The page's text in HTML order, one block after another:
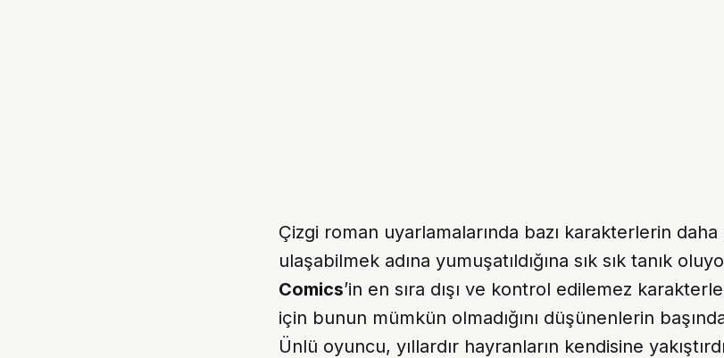
Çizgi roman uyarlamalarında bazı karakterlerin
ulaşabilmek adına yumuşatıldığına sık sık tanık
Comics’in en sıra dışı ve kontrol edilemez
için bunun mümkün olmadığını düşünenlerin
Ünlü oyuncu, yıllardır hayranların kendisine